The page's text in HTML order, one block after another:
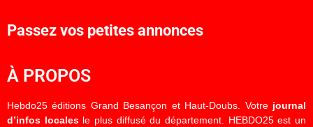
Passez vos petites annonces
À PROPOS
Hebdo25 éditions Grand Besançon et Haut-Doubs. Votre journal
d’infos localesle plus diffusé du département. HEBDO25 est un